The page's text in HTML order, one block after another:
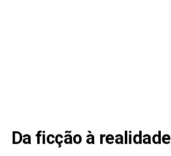
Da ficção à realidade